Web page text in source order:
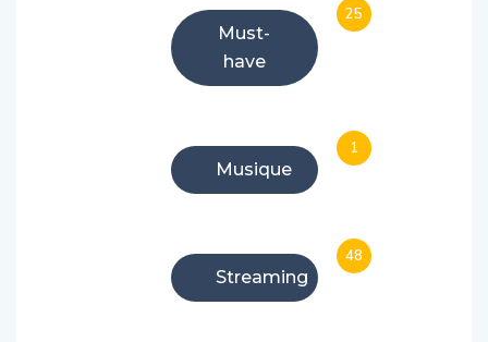
Must-
have
25
Musique
1
Streaming
48